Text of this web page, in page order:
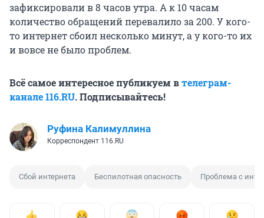
зафиксировали в 8 часов утра. А к 10 часам
количество обращений перевалило за 200. У кого-
то интернет сбоил несколько минут, а у кого-то их
и вовсе не было проблем.
Всё самое интересное публикуем втелеграм-
канале 116.RU. Подписывайтесь!
Руфина Калимуллина
Корреспондент 116.RU
Сбой интернета Беспилотная опасность Проблема с